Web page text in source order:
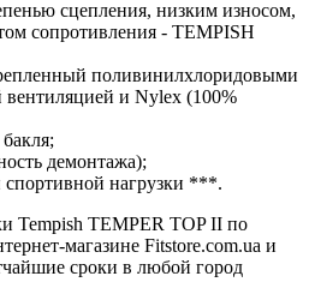
сцепления, низким износом,
сопротивления - TEMPISH
поливинилхлоридовыми
вентиляцией и Nylex (100%
демонтажа);
нагрузки ***.
Tempish TEMPER TOP II по
магазине Fitstore.com.ua и
сроки в любой город